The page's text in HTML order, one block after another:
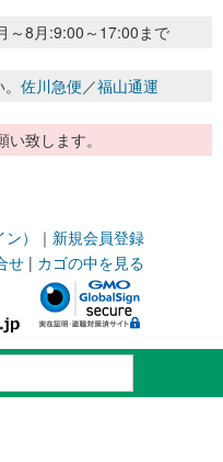
～8月:9:00～17:00まで
佐川急便／福山通運
致します。
） ｜ 新規会員登録
せ | カゴの中を見る